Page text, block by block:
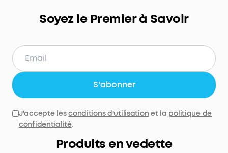
Soyez le Premier à Savoir
S'abonner
J'accepte lesconditions d'utilisation et la politique de
confidentialité.
Produits en vedette